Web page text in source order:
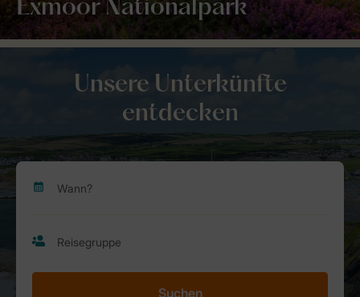
Exmoor Nationalpark
Unsere Unterkünfte
entdecken
Suchen